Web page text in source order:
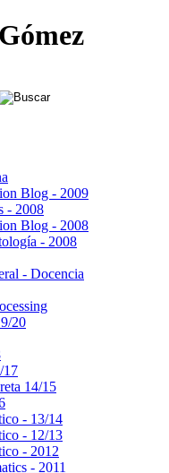
Blog - 2009
- 2008
Blog - 2008
- 2008
- Docencia
20
17
14/15
- 13/14
- 12/13
- 2012
- 2011